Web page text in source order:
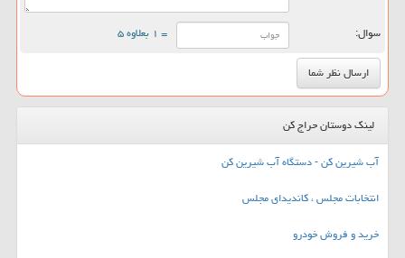
سوال: = ۱ بعلاوه ۵
لینک دوستان حراج کن
آب شیرین کن - دستگاه آب شیرین کن
انتخابات مجلس ، کاندیدای مجلس
خرید و فروش خودرو